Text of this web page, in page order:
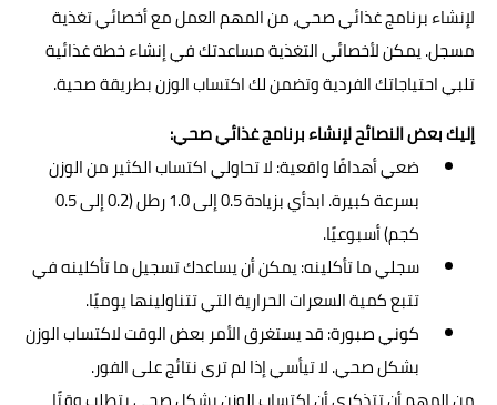
لإنشاء برنامج غذائي صحي، من المهم العمل مع أخصائي تغذية
مسجل. يمكن لأخصائي التغذية مساعدتك في إنشاء خطة غذائية
تلبي احتياجاتك الفردية وتضمن لك اكتساب الوزن بطريقة صحية.
إليك بعض النصائح لإنشاء برنامج غذائي صحي:
ضعي أهدافًا واقعية: لا تحاولي اكتساب الكثير من الوزن
بسرعة كبيرة. ابدأي بزيادة 0.5 إلى 1.0 رطل (0.2 إلى 0.5
كجم) أسبوعيًا.
سجلي ما تأكلينه: يمكن أن يساعدك تسجيل ما تأكلينه في
تتبع كمية السعرات الحرارية التي تتناولينها يوميًا.
كوني صبورة: قد يستغرق الأمر بعض الوقت لاكتساب الوزن
بشكل صحي. لا تيأسي إذا لم ترى نتائج على الفور.